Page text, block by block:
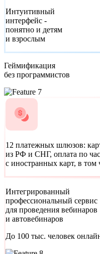
Интуитивный
интерфейс -
понятно и детям
и взрослым
Геймификация
без программистов
12 платежных шлюзов:
из РФ и СНГ, оплата по
с иностранных карт, в
Интегрированный
профессиональный сервис
для проведения вебинаров
и автовебинаров
До 100 тыс. человек